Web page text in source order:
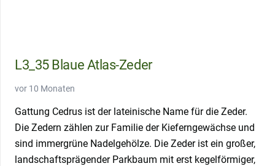
L3_35 Blaue Atlas-Zeder
vor 10 Monaten
Gattung Cedrus ist der lateinische Name für die Zeder.
Die Zedern zählen zur Familie der Kieferngewächse und
sind immergrüne Nadelgehölze. Die Zeder ist ein großer,
landschaftsprägender Parkbaum mit erst kegelförmiger,